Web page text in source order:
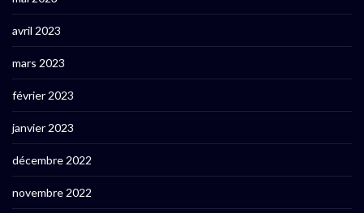
avril 2023
mars 2023
février 2023
janvier 2023
décembre 2022
novembre 2022